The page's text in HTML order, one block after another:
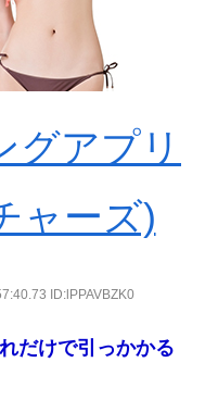
グアプリ
ャーズ)
ID:lPPAVBZK0
だけで引っかかる